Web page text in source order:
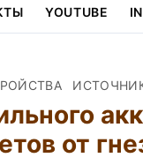
YOUTUBE
от